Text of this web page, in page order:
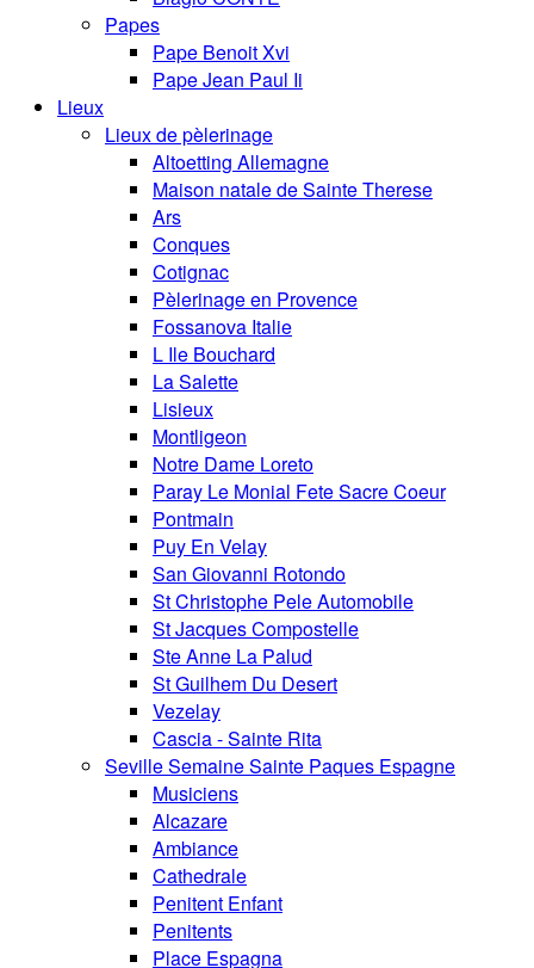
Papes
Pape Benoit Xvi
Pape Jean Paul Ii
Lieux
Lieux de pèlerinage
Altoetting Allemagne
Maison natale de Sainte Therese
Ars
Conques
Cotignac
Pèlerinage en Provence
Fossanova Italie
L Ile Bouchard
La Salette
Lisieux
Montligeon
Notre Dame Loreto
Paray Le Monial Fete Sacre Coeur
Pontmain
Puy En Velay
San Giovanni Rotondo
St Christophe Pele Automobile
St Jacques Compostelle
Ste Anne La Palud
St Guilhem Du Desert
Vezelay
Cascia - Sainte Rita
Seville Semaine Sainte Paques Espagne
Musiciens
Alcazare
Ambiance
Cathedrale
Penitent Enfant
Penitents
Place Espagna